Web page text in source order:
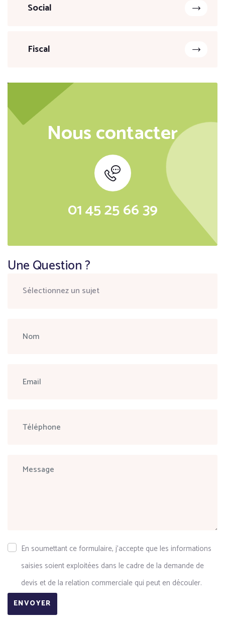
Social
Fiscal
Nous contacter
01 45 25 66 39
Une Question ?
En soumettant ce formulaire, j'accepte que les informations
saisies soient exploitées dans le cadre de la demande de
devis et de la relation commerciale qui peut en découler.
ENVOYER